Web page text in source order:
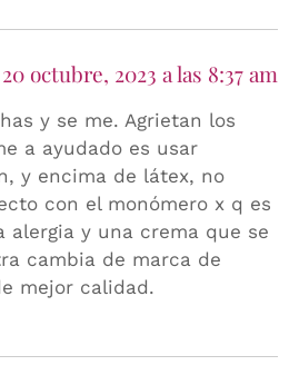
20 octubre, 2023 a las 8:37 am
y se me. Agrietan los
a ayudado es usar
y encima de látex, no
con el monómero x q es
alergia y una crema que se
cambia de marca de
mejor calidad.